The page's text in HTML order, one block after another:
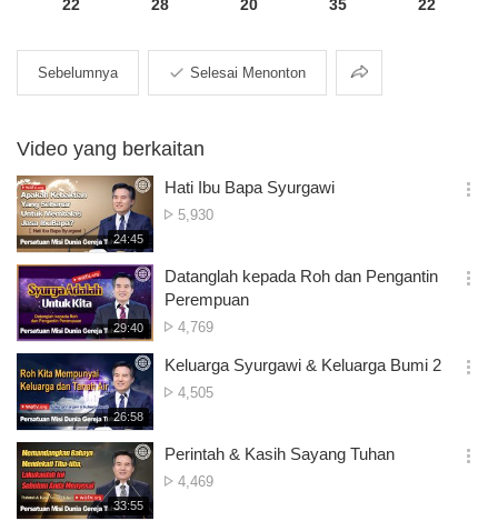
22 28 20 35 22
Sebelumnya Selesai Menonton Berkongsi
Video yang berkaitan
재
생
시
간
24:45
Hati Ibu Bapa Syurgawi
Tontonan
5,930
옵
기
재
생
시
간
29:40
Datanglah kepada Roh dan Pengantin
Perempuan
Tontonan
4,769
옵
기
재
생
시
간
26:58
Keluarga Syurgawi & Keluarga Bumi 2
Tontonan
4,505
옵
기
재
33:55
Perintah & Kasih Sayang Tuhan
Tontonan
4,469
옵